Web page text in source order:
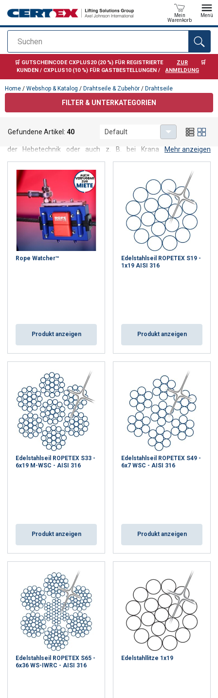
Suchen
Mein
Warenkorb
Menü
Anfragen
🛒 GUTSCHEINCODE CXPLUS20 (20 %) FÜR REGISTRIERTE
KUNDEN / CXPLUS10 (10 %) FÜR GASTBESTELLUNGEN /
ZUR
ANMELDUNG
🛒
Home / Webshop & Katalog / Drahtseile & Zubehör / Drahtseile
FILTER & UNTERKATEGORIEN
in unterschiedlichen Ausführungen übernehmen in in
der Hebetechnik oder auch z. B. bei Krananlagen wichtige
DrahtseileAnwendung bspw. ebenso in Aufzügen und
fördertechnischen Anlagen.
Bei CERTEX finden Sie:
Standarddrahtseile
Spezialdrahtseile
Aufzugseile
Edelstahlseile
wie z. B. Kauschen. Außerdem steht die Optimierung der
Seillebensdauer bei hoher Wirtschaftlichkeit und Sicherheit im
Fokus unserer Beratung. Dabei ist unserLifting KnowHowdie Basis
für eine kompetente Beratung bei jeglichen
vorkonfektionierte Drahtseile oder individuelle Seillösungen: Wir
liefern Ihnen Ihr passendes Drahtseil nach Ihren Wünschen.
Mehr anzeigen
Gefundene Artikel: 40 Default
Rope Watcher™
Produkt anzeigen
Edelstahlseil ROPETEX S19 -
1x19 AISI 316
Produkt anzeigen
Edelstahlseil ROPETEX S33 -
6x19 M-WSC - AISI 316
Produkt anzeigen
Edelstahlseil ROPETEX S49 -
6x7 WSC - AISI 316
Produkt anzeigen
Edelstahlseil ROPETEX S65 -
6x36 WS-IWRC - AISI 316
Edelstahllitze 1x19